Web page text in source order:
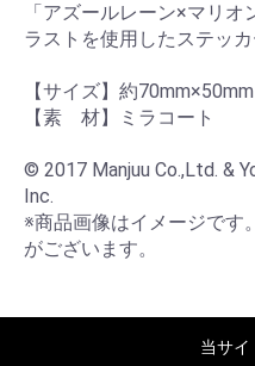
「アズールレーン×マリ
ラストを使用したステッカ
【サイズ】約70mm×50mm
【素　材】ミラコート
© 2017 Manjuu Co.,Ltd. &
Inc.
※商品画像はイメージです
がございます。
当サイ